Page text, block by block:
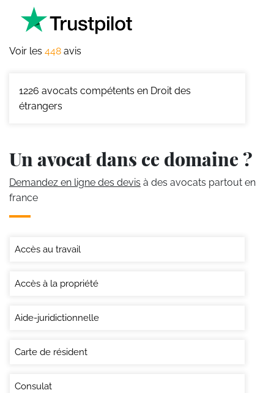
Voir les 448 avis
1226 avocats compétents en Droit des
étrangers
Un avocat dans ce domaine ?
Demandez en ligne des devis à des avocats partout en
france
Accès au travail
Accès à la propriété
Aide-juridictionnelle
Carte de résident
Consulat